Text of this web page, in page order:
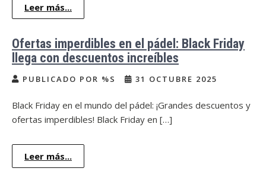
Leer más...
Ofertas imperdibles en el pádel: Black Friday
llega con descuentos increíbles
PUBLICADO POR %S 31 OCTUBRE 2025
Black Friday en el mundo del pádel: ¡Grandes descuentos y
ofertas imperdibles! Black Friday en […]
Leer más...